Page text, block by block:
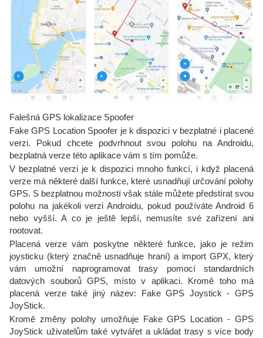
Falešná GPS lokalizace Spoofer
Fake GPS Location Spoofer je k dispozici v bezplatné i placené
verzi. Pokud chcete podvrhnout svou polohu na Androidu,
bezplatná verze této aplikace vám s tím pomůže.
V bezplatné verzi je k dispozici mnoho funkcí, i když placená
verze má některé další funkce, které usnadňují určování polohy
GPS. S bezplatnou možností však stále můžete předstírat svou
polohu na jakékoli verzi Androidu, pokud používáte Android 6
nebo vyšší. A co je ještě lepší, nemusíte své zařízení ani
rootovat.
Placená verze vám poskytne některé funkce, jako je režim
joysticku (který značně usnadňuje hraní) a import GPX, který
vám umožní naprogramovat trasy pomocí standardních
datových souborů GPS, místo v aplikaci. Kromě toho má
placená verze také jiný název: Fake GPS Joystick - GPS
JoyStick.
Kromě změny polohy umožňuje Fake GPS Location - GPS
JoyStick uživatelům také vytvářet a ukládat trasy s více body